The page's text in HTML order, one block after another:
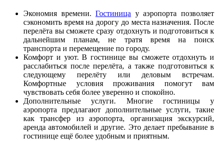
Экономия времени.Гостиница у аэропорта позволяет
сэкономить время на дорогу до места назначения. После
перелёта вы сможете сразу отдохнуть и подготовиться к
дальнейшим планам, не тратя время на поиск
транспорта и перемещение по городу.
Комфорт и уют. В гостинице вы сможете отдохнуть и
расслабиться после перелёта, а также подготовиться к
следующему перелёту или деловым встречам.
Комфортные условия проживания помогут вам
чувствовать себя более уверенно и спокойно.
Дополнительные услуги. Многие гостиницы у
аэропорта предлагают дополнительные услуги, такие
как трансфер из аэропорта, организация экскурсий,
аренда автомобилей и другие. Это делает пребывание в
гостинице ещё более удобным и приятным.